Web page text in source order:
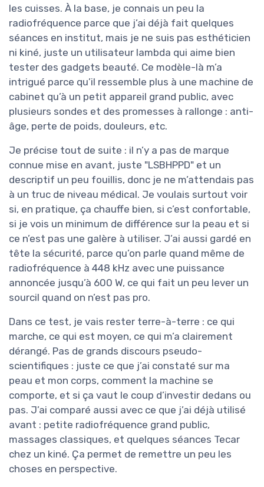
les cuisses. À la base, je connais un peu la
radiofréquence parce que j’ai déjà fait quelques
séances en institut, mais je ne suis pas esthéticien
ni kiné, juste un utilisateur lambda qui aime bien
tester des gadgets beauté. Ce modèle-là m’a
intrigué parce qu’il ressemble plus à une machine de
cabinet qu’à un petit appareil grand public, avec
plusieurs sondes et des promesses à rallonge : anti-
âge, perte de poids, douleurs, etc.
Je précise tout de suite : il n’y a pas de marque
connue mise en avant, juste "LSBHPPD" et un
descriptif un peu fouillis, donc je ne m’attendais pas
à un truc de niveau médical. Je voulais surtout voir
si, en pratique, ça chauffe bien, si c’est confortable,
si je vois un minimum de différence sur la peau et si
ce n’est pas une galère à utiliser. J’ai aussi gardé en
tête la sécurité, parce qu’on parle quand même de
radiofréquence à 448 kHz avec une puissance
annoncée jusqu’à 600 W, ce qui fait un peu lever un
sourcil quand on n’est pas pro.
Dans ce test, je vais rester terre-à-terre : ce qui
marche, ce qui est moyen, ce qui m’a clairement
dérangé. Pas de grands discours pseudo-
scientifiques : juste ce que j’ai constaté sur ma
peau et mon corps, comment la machine se
comporte, et si ça vaut le coup d’investir dedans ou
pas. J’ai comparé aussi avec ce que j’ai déjà utilisé
avant : petite radiofréquence grand public,
massages classiques, et quelques séances Tecar
chez un kiné. Ça permet de remettre un peu les
choses en perspective.